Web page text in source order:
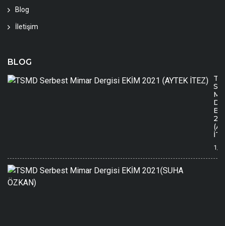
Blog
İletişim
BLOG
1/